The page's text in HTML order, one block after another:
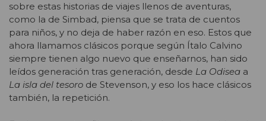
sobre estas historias de viajes llenos de aventuras,
como la de Simbad, piensa que se trata de cuentos
para niños, y no deja de haber razón en eso. Estos que
ahora llamamos clásicos porque según Ítalo Calvino
siempre tienen algo nuevo que enseñarnos, han sido
leídos generación tras generación, desde La Odisea a
La isla del tesoro de Stevenson, y eso los hace clásicos
también, la repetición.